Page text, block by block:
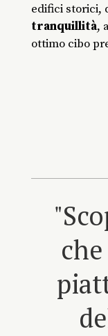
edifici storici,
tranquillità,
ottimo cibo